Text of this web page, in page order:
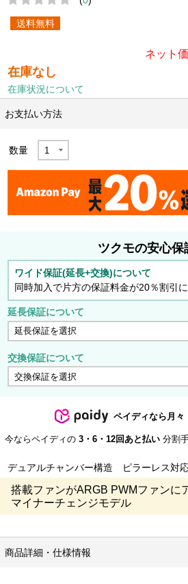
送料無料
ネット
在庫なし
在庫状況について
お支払い方法
数量
ツクモの安心保
ワイド保証(延長+交換)について
同時加入で片方の保証料金が20％割引に
延長保証について
交換保証について
ペイディなら月々
今ならペイディの 3・6・12回あと払い 分割
デュアルチャンバー構造 ピラーレス対
搭載ファンがARGB PWMファンに
マイナーチェンジモデル
商品詳細・仕様情報